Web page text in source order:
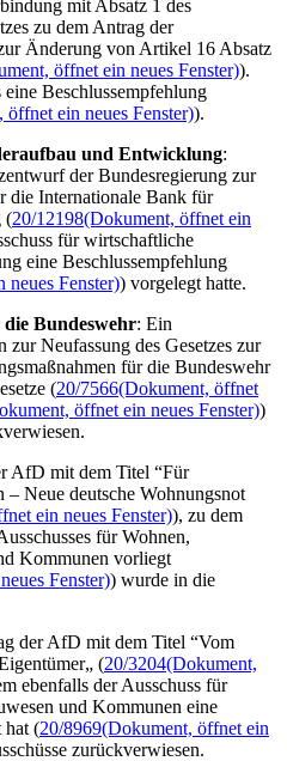
mit Absatz 1 des
zu dem Antrag der
Änderung von Artikel 16 Absatz
öffnet ein neues Fenster)).
eine Beschlussempfehlung
ein neues Fenster)).
und Entwicklung:
der Bundesregierung zur
die Internationale Bank für
(20/12198(Dokument, öffnet ein
für wirtschaftliche
eine Beschlussempfehlung
Fenster)) vorgelegt hatte.
Bundeswehr: Ein
Neufassung des Gesetzes zur
für die Bundeswehr
(20/7566(Dokument, öffnet
öffnet ein neues Fenster))
AfD mit dem Titel “Für
– Neue deutsche Wohnungsnot
ein neues Fenster)), zu dem
für Wohnen,
Kommunen vorliegt
Fenster)) wurde in die
der AfD mit dem Titel “Vom
(20/3204(Dokument,
ebenfalls der Ausschuss für
und Kommunen eine
hat (20/8969(Dokument, öffnet ein
zurückverwiesen.